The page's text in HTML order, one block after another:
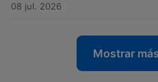
08 jul. 2026
Mostrar